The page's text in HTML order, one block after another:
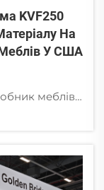
KVF250
На
У США
Дізнайтеся, як американський виробник меблів на замовлення усунув зміщення матеріалу на ЧПУ-верстатах і знизив кількість браку до нуля за допомогою двосторонньої вакуумної системи KVF250 компанії Golden Bridge.